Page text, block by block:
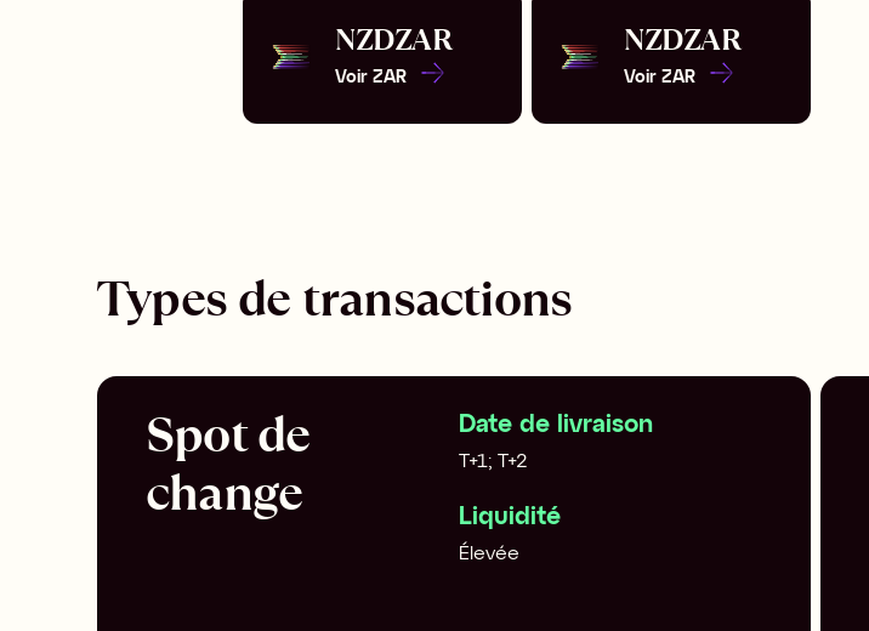
NZDZAR
Voir ZAR
NZDZAR
Voir ZAR
Types de transactions
Spot de
change
Date de livraison
T+1; T+2
Liquidité
Élevée